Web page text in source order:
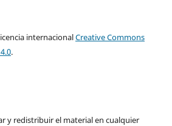
internacionalCreative Commons
.
y redistribuir el material en cualquier